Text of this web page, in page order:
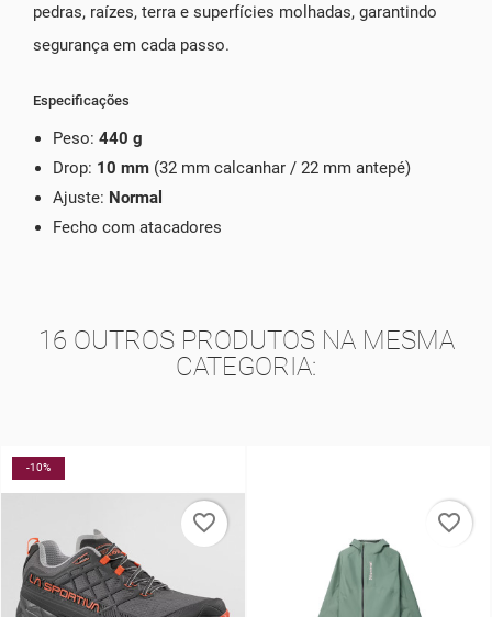
pedras, raízes, terra e superfícies molhadas, garantindo
segurança em cada passo.
Especificações
Peso: 440 g
Drop: 10 mm (32 mm calcanhar / 22 mm antepé)
Ajuste: Normal
Fecho com atacadores
16 OUTROS PRODUTOS NA MESMA
CATEGORIA:
favorite_border favorite_border